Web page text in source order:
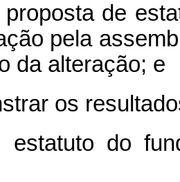
de
pela
da alteração; e
os
estatuto do